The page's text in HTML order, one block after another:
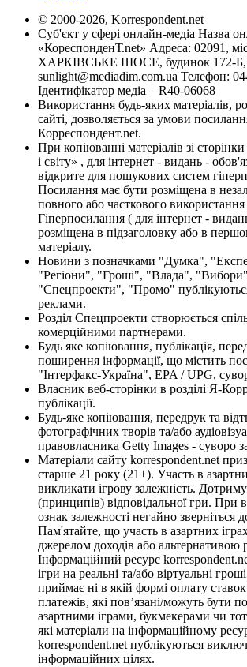
© 2000-2026, Korrespondent.net
Суб'єкт у сфері онлайн-медіа Назва
«КореспонденТ.net» Адреса: 02091,
ХАРКІВСЬКЕ ШОСЕ, будинок 172-Б,
sunlight@mediadim.com.ua Телефон:
Ідентифікатор медіа – R40-06068
Використання будь-яких матеріалів,
сайті, дозволяється за умови
Корреспондент.net.
При копіюванні матеріалів зі
і світу» , для інтернет - видань -
відкрите для пошукових систем
Посилання має бути розміщена в
повного або часткового використання
Гіперпосилання ( для інтернет -
розміщена в підзаголовку або в
матеріалу.
Новини з позначками "Думка",
"Регіони", "Гроші", "Влада",
"Спецпроекти", "Промо"
реклами.
Розділ Спецпроекти створюється
комерційними партнерами.
Будь яке копіювання, публікація,
поширення інформації, що містить
"Інтерфакс-Україна", EPA / UPG,
Власник веб-сторінки в розділі Я-
публікації.
Будь-яке копіювання, передрук та
фотографічних творів та/або
правовласника Getty Images - суворо
Матеріали сайту korrespondent.net
старше 21 року (21+). Участь в
викликати ігрову залежність.
(принципів) відповідальної гри. При
ознак залежності негайно зверніться
Пам'ятайте, що участь в азартних
джерелом доходів або альтернативою
Інформаційний ресурс
ігри на реальні та/або віртуальні
приймає ні в якій формі оплату
платежів, які пов’язані/можуть бути
азартними іграми, букмекерами чи
які матеріали на інформаційному
korrespondent.net публікуються
інформаційних цілях.